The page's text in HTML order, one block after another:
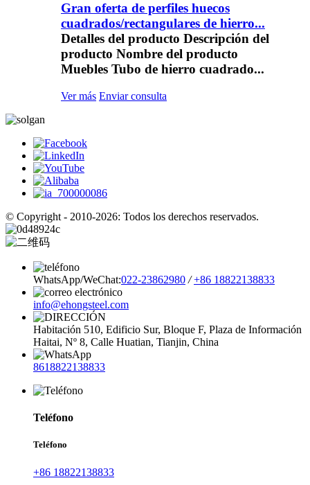
Gran oferta de perfiles huecos
cuadrados/rectangulares de hierro...
Detalles del producto Descripción del
producto Nombre del producto
Muebles Tubo de hierro cuadrado...
Ver más Enviar consulta
© Copyright - 2010-2026: Todos los derechos reservados.
WhatsApp/WeChat:022-23862980 / +86 18822138833
info@ehongsteel.com
Habitación 510, Edificio Sur, Bloque F, Plaza de Información
Haitai, Nº 8, Calle Huatian, Tianjin, China
8618822138833
Teléfono
Teléfono
+86 18822138833